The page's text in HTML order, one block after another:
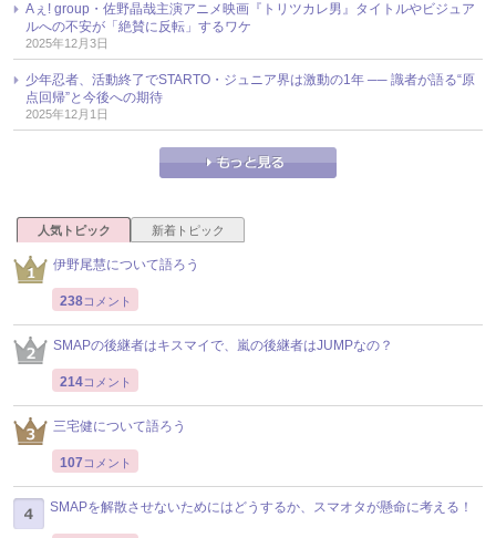
Aぇ! group・佐野晶哉主演アニメ映画『トリツカレ男』タイトルやビジュア
ルへの不安が「絶賛に反転」するワケ
2025年12月3日
少年忍者、活動終了でSTARTO・ジュニア界は激動の1年 ── 識者が語る“原
点回帰”と今後への期待
2025年12月1日
人気トピック 新着トピック
伊野尾慧について語ろう
238コメント
SMAPの後継者はキスマイで、嵐の後継者はJUMPなの？
214コメント
三宅健について語ろう
107 コメント
SMAPを解散させないためにはどうするか、スマオタが懸命に考える！